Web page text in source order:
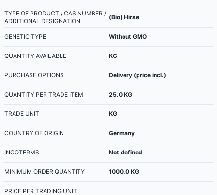
TYPE OF PRODUCT / CAS NUMBER /
ADDITIONAL DESIGNATION
(Bio) Hirse
GENETIC TYPE Without GMO
QUANTITY AVAILABLE KG
PURCHASE OPTIONS Delivery (price incl.)
QUANTITY PER TRADE ITEM 25.0 KG
TRADE UNIT KG
COUNTRY OF ORIGIN Germany
INCOTERMS Not defined
MINIMUM ORDER QUANTITY 1000.0 KG
PRICE PER TRADING UNIT